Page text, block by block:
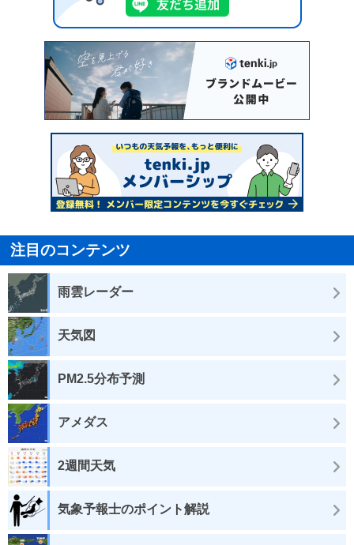
注目のコンテンツ
雨雲レーダー
天気図
PM2.5分布予測
アメダス
2週間天気
気象予報士のポイント解説